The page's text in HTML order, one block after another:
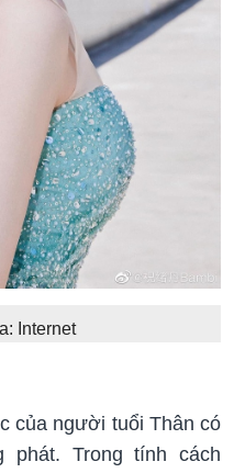
Internet
của người tuổi Thân có
Trong tính cách